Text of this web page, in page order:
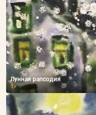
Лунная рапсодия
1₽